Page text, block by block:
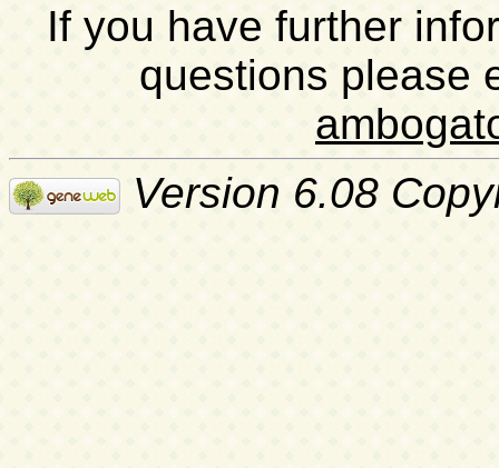
If you have further
questions please
Version 6.08